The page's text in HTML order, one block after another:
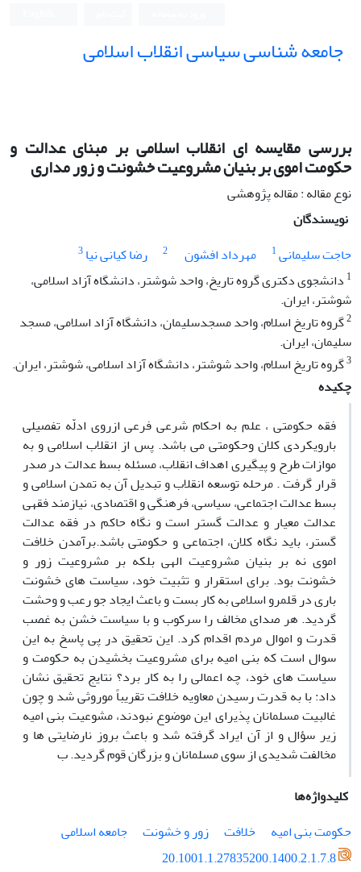
جامعه شناسی سیاسی انقلاب اسلامی
بررسی مقایسه ای انقلاب اسلامی بر مبنای عدالت و
حکومت اموی بر بنیان مشروعیت خشونت و زور مداری
نوع مقاله : مقاله پژوهشی
نویسندگان
حاجت سلیمانی1 مهرداد افشون 2 رضا کیانی نیا3
1 دانشجوی دکتری گروه تاریخ، واحد شوشتر، دانشگاه آزاد اسلامی،
شوشتر، ایران.
2گروه تاریخ اسلام، واحد مسجدسلیمان، دانشگاه آزاد اسلامی، مسجد
سلیمان، ایران.
3گروه تاریخ اسلام، واحد شوشتر، دانشگاه آزاد اسلامی، شوشتر، ایران.
چکیده
فقه حکومتى ، علم به احکام شرعى فرعى ازروى ادلّه تفصیلى
بارویکردى کلان وحکومتى می باشد. پس از انقلاب اسلامی و به
موازات طرح و پیگیرى اهداف انقلاب، مسئله بسط عدالت در صدر
قرار گرفت . مرحله توسعه انقلاب و تبدیل آن به تمدن اسلامى و
بسط عدالت اجتماعى، سیاسى، فرهنگى و اقتصادى، نیازمند فقهى
عدالت معیار و عدالت گستر است و نگاه حاکم در فقه عدالت
گستر، باید نگاه کلان، اجتماعى و حکومتى باشد.برآمدن خلافت
اموی نه بر بنیان مشروعیت الهی بلکه بر مشروعیت زور و
خشونت بود. برای استقرار و تثبیت خود، سیاست های خشونت
باری در قلمرو اسلامی به کار بست و باعث ایجاد جو رعب و وحشت
گردید. هر صدای مخالف را سرکوب و با سیاست خشن به غصب
قدرت و اموال مردم اقدام کرد. این تحقیق در پی پاسخ به این
سوال است که بنی امیه برای مشروعیت بخشیدن به حکومت و
سیاست های خود، چه اعمالی را به کار برد؟ نتایج تحقیق نشان
داد: با به قدرت رسیدن معاویه خلافت تقریباً موروثی شد و چون
غالبیت مسلمانان پذیرای این موضوع نبودند، مشوعیت بنی امیه
زیر سؤال و از آن ایراد گرفته شد و باعث بروز نارضایتی ها و
مخالفت شدیدی از سوی مسلمانان و بزرگان قوم گردید. ب
کلیدواژه‌ها
حکومت بنی امیه
خلافت زور و خشونت
جامعه اسلامی
20.1001.1.27835200.1400.2.1.7.8